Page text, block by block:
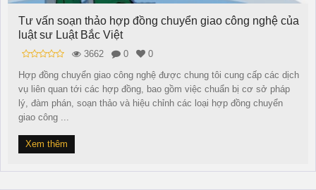
Tư vấn soạn thảo hợp đồng chuyển giao công nghệ của
luật sư Luật Bắc Việt
3662 0
0
Hợp đồng chuyển giao công nghệ được chung tôi cung cấp các dịch
vụ liên quan tới các hợp đồng, bao gồm việc chuẩn bị cơ sở pháp
lý, đàm phán, soạn thảo và hiệu chỉnh các loại hợp đồng chuyển
giao công ...
Xem thêm